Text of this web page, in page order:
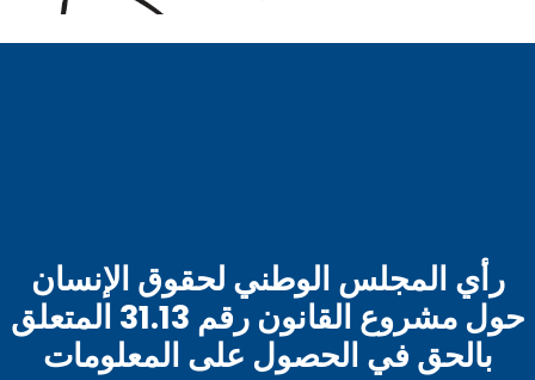
رأي المجلس الوطني لحقوق الإنسان
حول مشروع القانون رقم 31.13 المتعلق
بالحق في الحصول على المعلومات